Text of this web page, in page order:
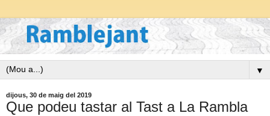
▼
dijous, 30 de maig del 2019
Que podeu tastar al Tast a La Rambla